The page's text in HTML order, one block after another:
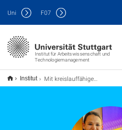
Institut für Arbeitswissenschaft und
Technologiemanagement
Uni F07
Institut Mit kreislauffähigem Produktdesign zu mehr Nachhaltigkeit